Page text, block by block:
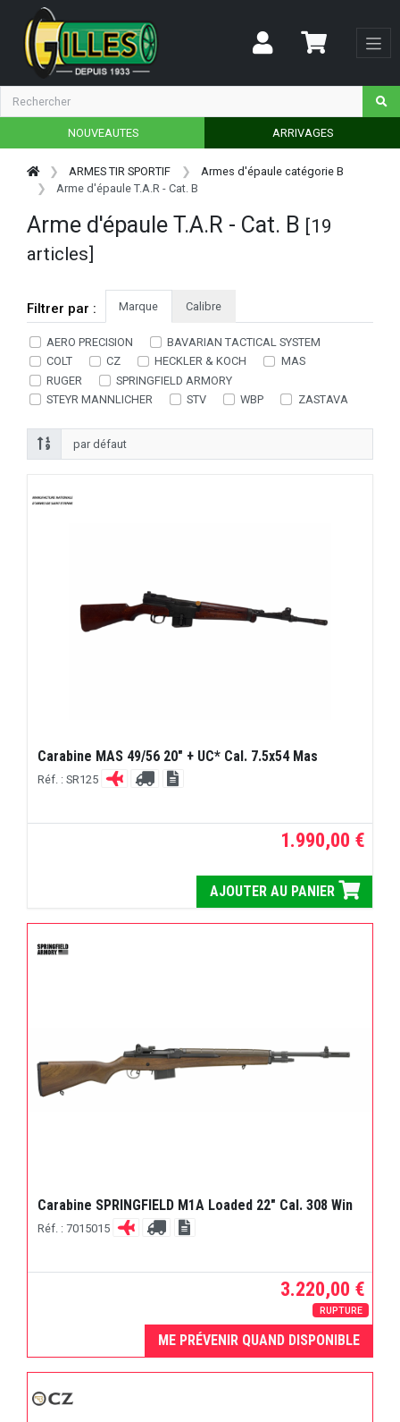
NOUVEAUTES ARRIVAGES
ARMES TIR SPORTIF
Armes d'épaule catégorie B
Arme d'épaule T.A.R - Cat. B
Arme d'épaule T.A.R - Cat. B [19
articles]
Filtrer par : Marque Calibre
AERO PRECISION
BAVARIAN TACTICAL SYSTEM
COLT
CZ HECKLER & KOCH
MAS
RUGER
SPRINGFIELD ARMORY
STEYR MANNLICHER
STV WBP ZASTAVA
Carabine MAS 49/56 20" + UC* Cal. 7.5x54 Mas
Réf. : SR125
1.990,00 €
AJOUTER AU PANIER
Carabine SPRINGFIELD M1A Loaded 22" Cal. 308 Win
Réf. : 7015015
3.220,00 €
RUPTURE
ME PRÉVENIR QUAND DISPONIBLE